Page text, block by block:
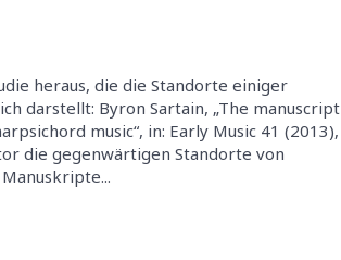
heraus, die die Standorte einiger
darstellt: Byron Sartain, „The manuscript
music“, in: Early Music 41 (2013),
die gegenwärtigen Standorte von